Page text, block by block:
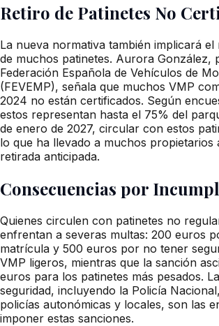
Retiro de Patinetes No
La nueva normativa también implicará el
de muchos patinetes. Aurora González,
Federación Española de Vehículos de
(FEVEMP), señala que muchos VMP
2024 no están certificados. Según
estos representan hasta el 75% del
de enero de 2027, circular con estos
lo que ha llevado a muchos propietarios
retirada anticipada.
Consecuencias por
Quienes circulen con patinetes no
enfrentan a severas multas: 200 euros
matrícula y 500 euros por no tener
VMP ligeros, mientras que la sanción
euros para los patinetes más pesados.
seguridad, incluyendo la Policía
policías autonómicas y locales, son las
imponer estas sanciones.